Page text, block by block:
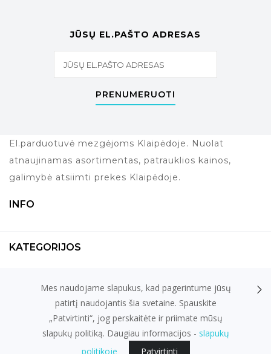
JŪSŲ EL.PAŠTO ADRESAS
PRENUMERUOTI
El.parduotuvė mezgėjoms Klaipėdoje. Nuolat
atnaujinamas asortimentas, patrauklios kainos,
galimybė atsiimti prekes Klaipėdoje.
INFO
KATEGORIJOS
KONTAKTAI
el. parduotuvių nuomafronto.lt
Mes naudojame slapukus, kad pagerintume jūsų
patirtį naudojantis šia svetaine. Spauskite
„Patvirtinti“, jog perskaitėte ir priimate mūsų
slapukų politiką. Daugiau informacijos - slapukų
politikoje
Patvirtinti